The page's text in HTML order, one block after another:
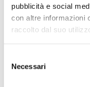
pubblicità e social
con altre informazioni
raccolto dal suo
delNecessari